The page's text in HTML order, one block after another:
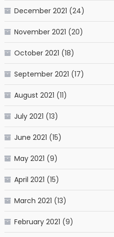
December 2021 (24)
November 2021 (20)
October 2021 (18)
September 2021 (17)
August 2021 (11)
July 2021 (13)
June 2021 (15)
May 2021 (9)
April 2021 (15)
March 2021 (13)
February 2021 (9)